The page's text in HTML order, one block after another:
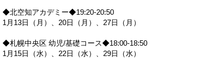
◆北空知アカデミー◆19:20-20:50
1月13日（月）、20日（月）、27日（月）
◆札幌中央区 幼児/基礎コース◆18:00-18:50
1月15日（水）、22日（水）、29日（水）